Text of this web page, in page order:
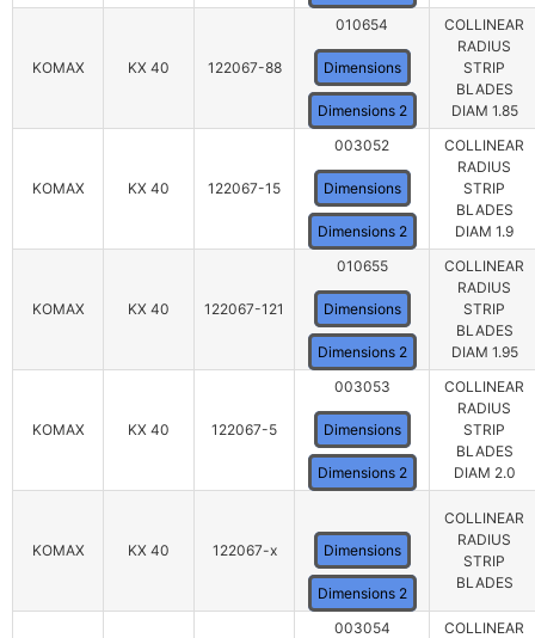
KOMAX KX 40 122067-88
010654
Dimensions
Dimensions 2
COLLINEAR
RADIUS
STRIP
BLADES
DIAM 1.85
KOMAX KX 40 122067-15
003052
Dimensions
Dimensions 2
COLLINEAR
RADIUS
STRIP
BLADES
DIAM 1.9
KOMAX KX 40 122067-121
010655
Dimensions
Dimensions 2
COLLINEAR
RADIUS
STRIP
BLADES
DIAM 1.95
KOMAX KX 40 122067-5
003053
Dimensions
Dimensions 2
COLLINEAR
RADIUS
STRIP
BLADES
DIAM 2.0
KOMAX KX 40 122067-x Dimensions
Dimensions 2
COLLINEAR
RADIUS
STRIP
BLADES
003054
COLLINEAR